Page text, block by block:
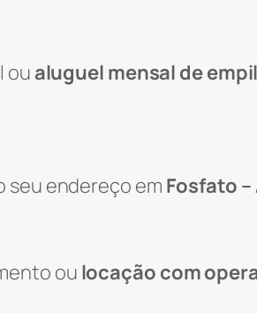
oualuguel mensal de
seu endereço em Fosfato –
ou locação com